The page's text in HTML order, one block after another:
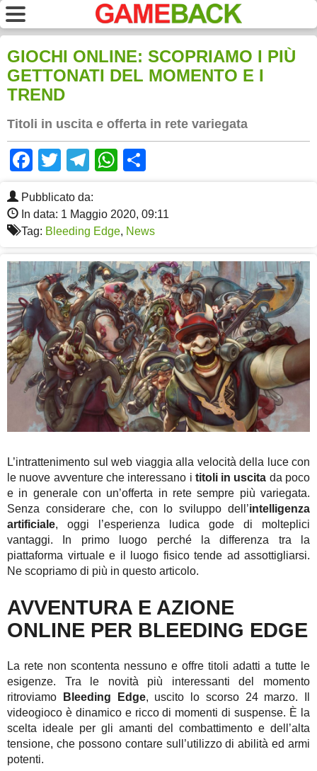
GIOCHI ONLINE: SCOPRIAMO I PIÙ
GETTONATI DEL MOMENTO E I
TREND
Titoli in uscita e offerta in rete variegata
Facebook
TwitterTelegram
WhatsApp
Pubblicato da:
In data: 1 Maggio 2020, 09:11
Tag: Bleeding Edge, News
L’intrattenimento sul web viaggia alla velocità della luce con
le nuove avventure che interessano i titoli in uscita da poco
e in generale con un’offerta in rete sempre più variegata.
Senza considerare che, con lo sviluppo dell’intelligenza
artificiale, oggi l’esperienza ludica gode di molteplici
vantaggi. In primo luogo perché la differenza tra la
piattaforma virtuale e il luogo fisico tende ad assottigliarsi.
Ne scopriamo di più in questo articolo.
AVVENTURA E AZIONE
ONLINE PER BLEEDING EDGE
La rete non scontenta nessuno e offre titoli adatti a tutte le
esigenze. Tra le novità più interessanti del momento
ritroviamo
Bleeding Edge, uscito lo scorso 24 marzo. Il
videogioco è dinamico e ricco di momenti di suspense. È la
scelta ideale per gli amanti del combattimento e dell’alta
tensione, che possono contare sull’utilizzo di abilità ed armi
potenti.